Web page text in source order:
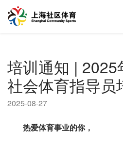
培训通知 | 2025
社会体育指导员
2025-08-27
热爱体育事业的你，